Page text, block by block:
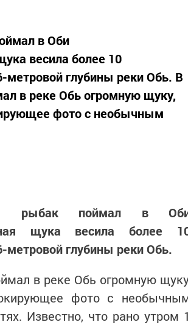
в Оби
весила более 10
глубины реки Обь. В
в реке Обь огромную щуку,
фото с необычным
рыбак поймал в
щука весила более
глубины реки Обь.
в реке Обь огромную
фото с
Известно, что рано утром 1